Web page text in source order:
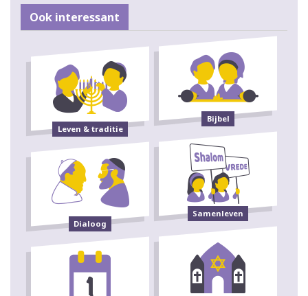
Ook interessant
Leven & traditie
Bijbel
Dialoog
Samenleven